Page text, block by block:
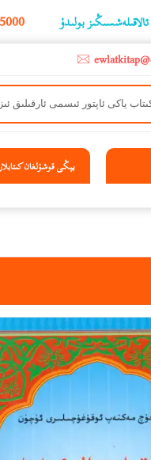
بولىدۇ
يېڭى قوشۇلغان كىتابلار